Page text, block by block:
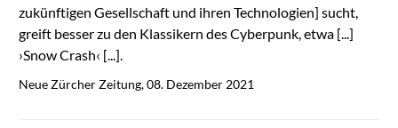
zukünftigen Gesellschaft und ihren Technologien] sucht,
greift besser zu den Klassikern des Cyberpunk, etwa [...]
›Snow Crash‹ [...].
Neue Zürcher Zeitung, 08. Dezember 2021